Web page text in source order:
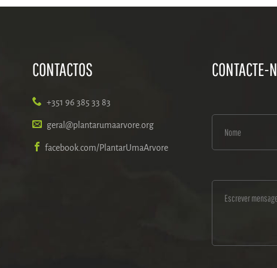
CONTACTOS
+351 96 385 33 83
geral@plantarumaarvore.org
facebook.com/PlantarUmaArvore
CONTACTE-